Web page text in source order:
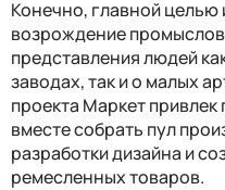
Конечно, главной целью
возрождение
представления людей
заводах, так и о малых
проекта Маркет
вместе собрать пул
разработки дизайна и
ремесленных товаров.